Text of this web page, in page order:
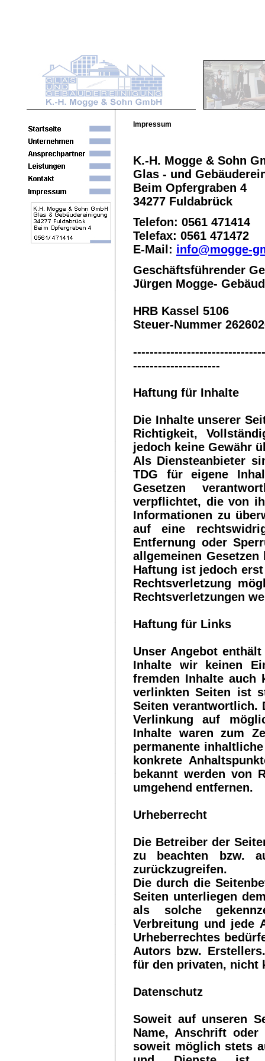
Impressum
K.-H. Mogge & Sohn
Glas - und
Beim Opfergraben 4
34277 Fuldabrück
Telefon: 0561 471414
Telefax: 0561 471472
E-Mail: info@mogge-
Geschäftsführender
Jürgen Mogge-
HRB Kassel 5106
Steuer-Nummer
---------------------
Haftung für Inhalte
Die Inhalte unserer
Richtigkeit,
jedoch keine Gewähr
Als Diensteanbieter
TDG für eigene
Gesetzen
verpflichtet, die von
Informationen zu
auf eine
Entfernung oder
allgemeinen
Haftung ist jedoch
Rechtsverletzung
Rechtsverletzungen
Haftung für Links
Unser Angebot
Inhalte wir keinen
fremden Inhalte auch
verlinkten Seiten ist
Seiten verantwortlich.
Verlinkung auf
Inhalte waren zum
permanente
konkrete
bekannt werden von
umgehend entfernen.
Urheberrecht
Die Betreiber der
zu beachten bzw.
zurückzugreifen.
Die durch die
Seiten unterliegen
als solche
Verbreitung und jede
Urheberrechtes
Autors bzw.
für den privaten, nicht
Datenschutz
Soweit auf unseren
Name, Anschrift oder
soweit möglich stets